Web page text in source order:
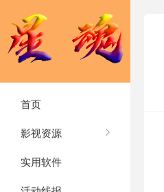
首页
影视资源
实用软件